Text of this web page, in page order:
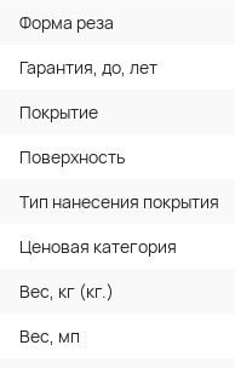
Форма реза
Гарантия, до, лет
Покрытие
Поверхность
Тип нанесения покрытия
Ценовая категория
Вес, кг (кг.)
Вес, мп